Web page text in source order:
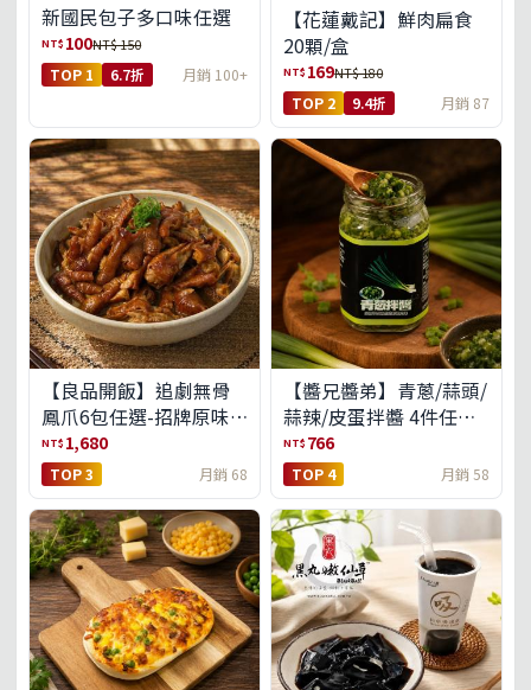
新國民包子多口味任選
NT$ 100NT$ 150
TOP 1 6.7折 月銷 100+
【花蓮戴記】鮮肉扁食
20顆/盒
NT$ 169NT$ 180
TOP 2 9.4折 月銷 87
【良品開飯】追劇無骨
鳳爪6包任選-招牌原味/
濃濃蒜香/過癮麻辣(免運
組)
NT$ 1,680
TOP 3 月銷 68
【醬兄醬弟】青蔥/蒜頭/
蒜辣/皮蛋拌醬 4件任選
(免運組)
NT$ 766
TOP 4 月銷 58